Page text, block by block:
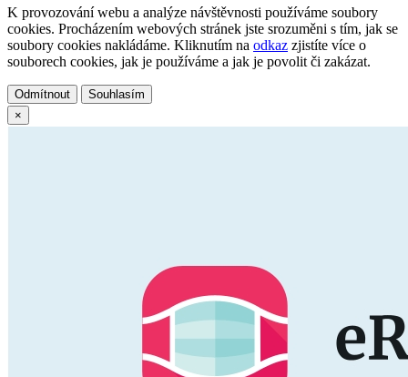
K provozování webu a analýze návštěvnosti používáme soubory
cookies. Procházením webových stránek jste srozuměni s tím, jak se
soubory cookies nakládáme. Kliknutím na odkaz zjistíte více o
souborech cookies, jak je používáme a jak je povolit či zakázat.
Odmítnout
Souhlasím
×